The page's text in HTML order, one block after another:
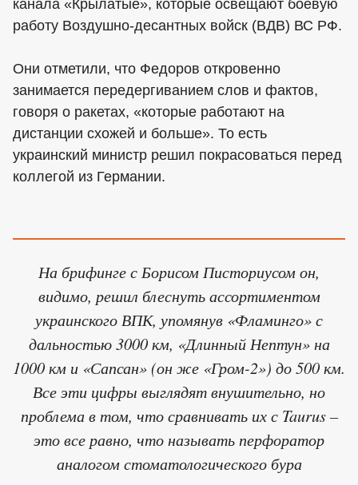
канала «Крылатые», которые освещают боевую
работу Воздушно-десантных войск (ВДВ) ВС РФ.
Они отметили, что Федоров откровенно
занимается передергиванием слов и фактов,
говоря о ракетах, «которые работают на
дистанции схожей и больше». То есть
украинский министр решил покрасоваться перед
коллегой из Германии.
На брифинге с Борисом Писториусом он,
видимо, решил блеснуть ассортиментом
украинского ВПК, упомянув «Фламинго» с
дальностью 3000 км, «Длинный Нептун» на
1000 км и «Сапсан» (он же «Гром-2») до 500 км.
Все эти цифры выглядят внушительно, но
проблема в том, что сравнивать их с Taurus –
это все равно, что называть перфоратор
аналогом стоматологического бура